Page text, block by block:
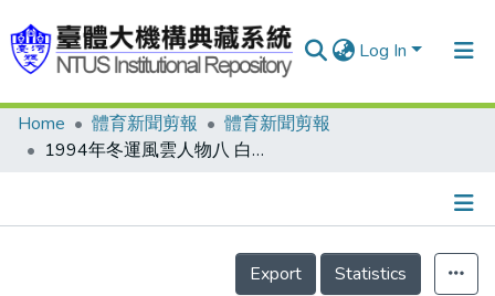
Log In
Communities & Collections
Home 體育新聞剪報
體育新聞剪報
1994年冬運風雲人物八 白俄羅斯的奪牌希望全在他身上 哲列佐夫斯基 紀錄輝煌
Details
Export
Statistics